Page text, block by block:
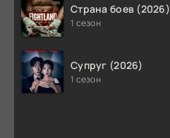
Страна боев (2026)
1 сезон
Супруг (2026)
1 сезон